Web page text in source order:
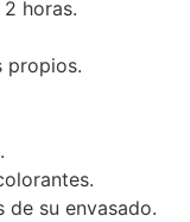
horas.
propios.
de su envasado.